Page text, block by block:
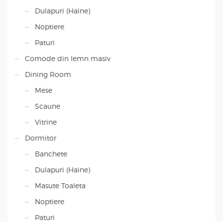
Dulapuri (Haine)
Noptiere
Paturi
Comode din lemn masiv
Dining Room
Mese
Scaune
Vitrine
Dormitor
Banchete
Dulapuri (Haine)
Masute Toaleta
Noptiere
Paturi